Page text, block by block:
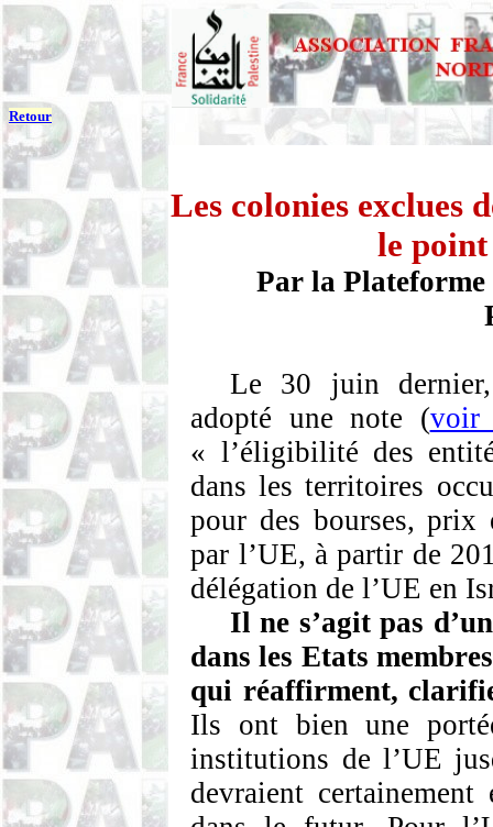
Retour
Les colonies exclues
le point
Par la Plateforme
Le 30 juin
adopté une note (voir
« l’éligibilité des
dans les territoires
pour des bourses, prix
par l’UE, à partir de
délégation de l’UE en
Il ne s’agit pas
dans les Etats
qui réaffirment,
Ils ont bien une
institutions de l’UE
devraient certainement